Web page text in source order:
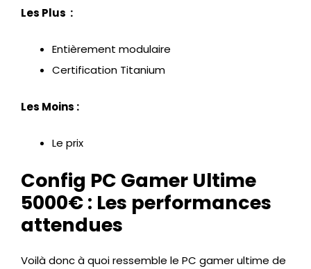
Les Plus :
Entièrement modulaire
Certification Titanium
Les Moins :
Le prix
Config PC Gamer Ultime
5000€ : Les performances
attendues
Voilà donc à quoi ressemble le PC gamer ultime de